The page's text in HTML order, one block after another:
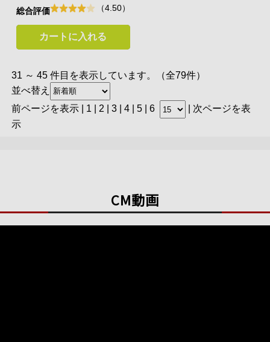
総合評価 （4.50）
カートに入れる
31 ～ 45 件目を表示しています。（全79件）
並べ替え
前ページを表示| 1| 2 | 3 | 4| 5| 6
次ページを表
示
CM動画